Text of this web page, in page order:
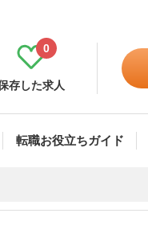
存した求人
0
転職お役立ちガイド